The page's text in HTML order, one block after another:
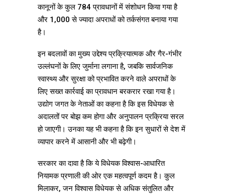
कानूनों के कुल 784 प्रावधानों में संशोधन किया गया है
और 1,000 से ज्यादा अपराधों को तर्कसंगत बनाया गया
है।
इन बदलावों का मुख्य उद्देश्य प्रक्रियात्मक और गैर-गंभीर
उल्लंघनों के लिए जुर्माना लगाना है, जबकि सार्वजनिक
स्वास्थ्य और सुरक्षा को प्रभावित करने वाले अपराधों के
लिए सख्त कार्रवाई का प्रावधान बरकरार रखा गया है।
उद्योग जगत के नेताओं का कहना है कि इस विधेयक से
अदालतों पर बोझ कम होगा और अनुपालन प्रक्रिया सरल
हो जाएगी। उनका यह भी कहना है कि इन सुधारों से देश में
व्यापार करने में आसानी और भी बढ़ेगी।
सरकार का दावा है कि ये विधेयक विश्वास-आधारित
नियामक प्रणाली की ओर एक महत्वपूर्ण कदम है। कुल
मिलाकर, जन विश्वास विधेयक से अधिक संतुलित और